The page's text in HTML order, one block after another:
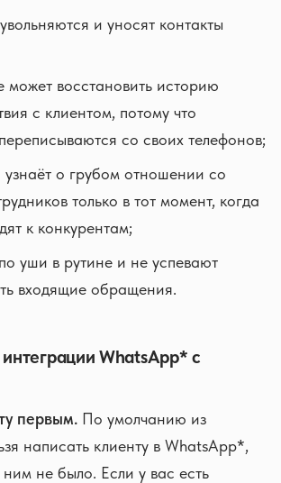
и уносят контакты
может восстановить историю
с клиентом, потому что
со своих телефонов;
узнаёт о грубом отношении со
только в тот момент, когда
к конкурентам;
уши в рутине и не успевают
входящие обращения.
WhatsApp* с
первым. По умолчанию из
написать клиенту в WhatsApp*,
не было. Если у вас есть